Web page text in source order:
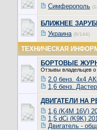
Симферополь
БЛИЖНЕЕ
Украина (9/144)
ТЕХНИЧЕСКАЯ
БОРТОВЫЕ
Отзывы владельцев о
2.0 бенз. 4x4
1,6 бенз.
ДВИГАТЕЛИ НА
1,6 (K4M 16V)
1,5 dCi (K9K)
Двигатель -